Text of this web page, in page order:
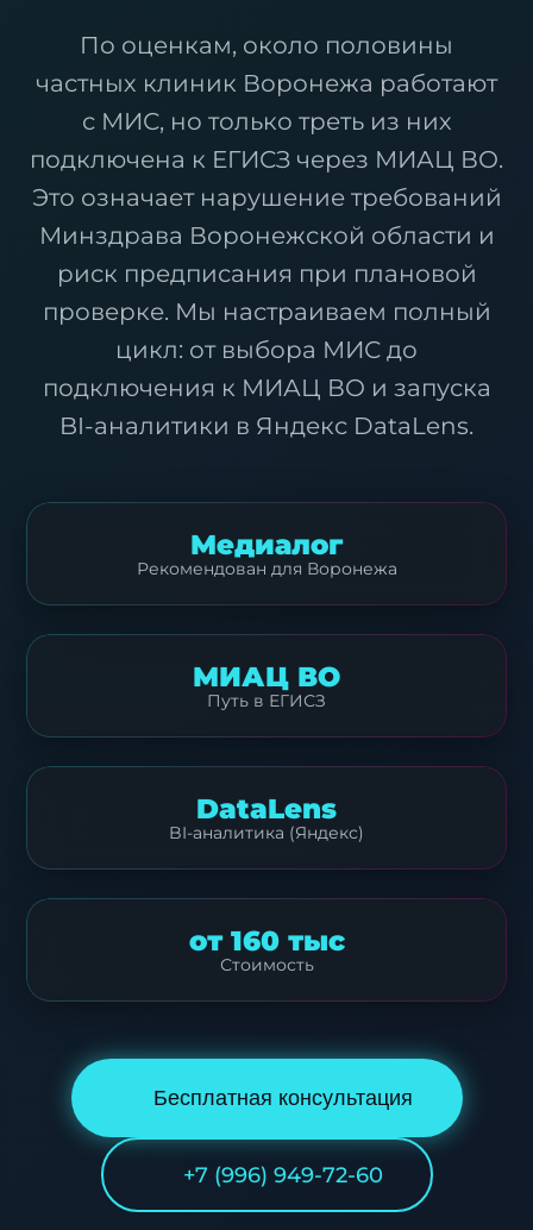
По оценкам, около половины
частных клиник Воронежа работают
с МИС, но только треть из них
подключена к ЕГИСЗ через МИАЦ ВО.
Это означает нарушение требований
Минздрава Воронежской области и
риск предписания при плановой
проверке. Мы настраиваем полный
цикл: от выбора МИС до
подключения к МИАЦ ВО и запуска
BI-аналитики в Яндекс DataLens.
Медиалог
Рекомендован для Воронежа
МИАЦ ВО
Путь в ЕГИСЗ
DataLens
BI-аналитика (Яндекс)
от 160 тыс
Стоимость
Бесплатная консультация
+7 (996) 949-72-60